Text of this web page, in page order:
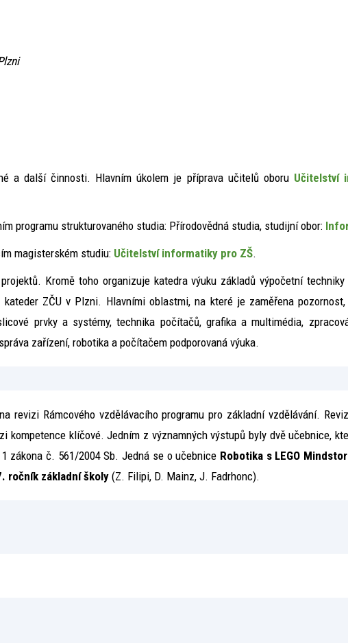
a další činnosti. Hlavním úkolem je příprava učitelů oboru Učitelství
programu strukturovaného studia: Přírodovědná studia, studijní obor:
magisterském studiu: Učitelství informatiky pro ZŠ.
Kromě toho organizuje katedra výuku základů výpočetní
ZČU v Plzni. Hlavními oblastmi, na které je zaměřena
prvky a systémy, technika počítačů, grafika a multimédia,
zařízení, robotika a počítačem podporovaná výuka.
revizi Rámcového vzdělávacího programu pro základní vzdělávání.
kompetence klíčové. Jedním z významných výstupů byly dvě učebnice,
zákona č. 561/2004 Sb. Jedná se o učebnice Robotika s LEGO
ročník základní školy (Z. Filipi, D. Mainz, J. Fadrhonc).